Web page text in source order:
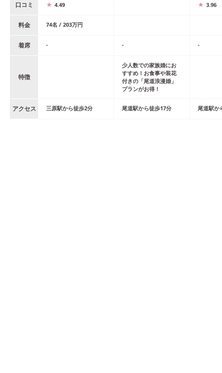
口コミ 4.49 3.96
料金 74名 / 203万円
着席 - - -
特徴
少人数での家族婚にお
すすめ！お食事や装花
付きの「尾道浪漫婚」
プランがお得！
アクセス 三原駅から徒歩2分 尾道駅から徒歩17分 尾道駅か